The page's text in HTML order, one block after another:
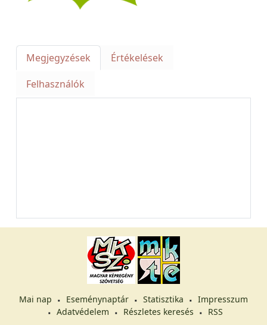
Megjegyzések
Értékelések
Felhasználók
Mai nap Eseménynaptár Statisztika
Impresszum
Adatvédelem
Részletes keresés RSS